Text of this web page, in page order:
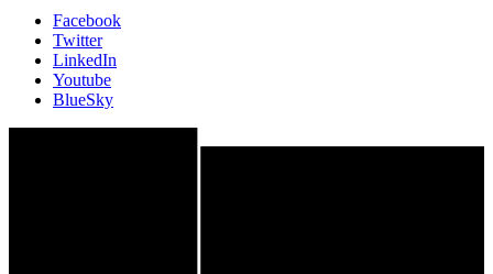
Facebook
Twitter
LinkedIn
Youtube
BlueSky